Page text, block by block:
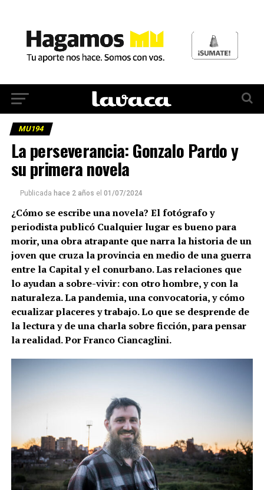
MU194
La perseverancia: Gonzalo Pardo y
su primera novela
Publicada hace 2 años el 01/07/2024
¿Cómo se escribe una novela? El fotógrafo y
periodista publicó Cualquier lugar es bueno para
morir, una obra atrapante que narra la historia de un
joven que cruza la provincia en medio de una guerra
entre la Capital y el conurbano. Las relaciones que
lo ayudan a sobre-vivir: con otro hombre, y con la
naturaleza. La pandemia, una convocatoria, y cómo
ecualizar placeres y trabajo. Lo que se desprende de
la lectura y de una charla sobre ficción, para pensar
la realidad. Por Franco Ciancaglini.